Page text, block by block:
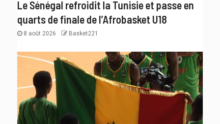
Le Sénégal refroidit la Tunisie et passe en
quarts de finale de l’Afrobasket U18
8 août 2026 Basket221